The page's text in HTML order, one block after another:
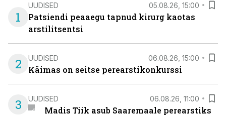
1
UUDISED 05.08.26, 15:00
Patsiendi peaaegu tapnud kirurg kaotas
arstilitsentsi
2 UUDISED 06.08.26, 15:00
Käimas on seitse perearstikonkurssi
3 UUDISED 06.08.26, 11:00
Madis Tiik asub Saaremaale perearstiks